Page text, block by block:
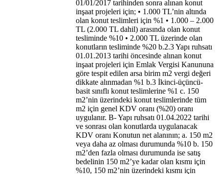
01/01/2017 tarihinden sonra alınan konut
inşaat projeleri için; • 1.000 TL’nin altında
olan konut teslimleri için %1 • 1.000 – 2.000
TL (2.000 TL dahil) arasında olan konut
tesliminde %10 • 2.000 TL üzerinde olan
konutların tesliminde %20 b.2.3 Yapı ruhsatı
01.01.2013 tarihi öncesinde alınan konut
inşaat projeleri için Emlak Vergisi Kanununa
göre tespit edilen arsa birim m2 vergi değeri
dikkate alınmadan %1 b.3 İkinci-üçüncü-
basit sınıflı konut teslimlerine %1 c. 150
m2’nin üzerindeki konut teslimlerinde tüm
m2 için genel KDV oranı (%20) oranı
uygulanır. B- Yapı ruhsatı 01.04.2022 tarihi
ve sonrası olan konutlarda uygulanacak
KDV oranı Konutun net alanının; a. 150 m2
veya daha az olması durumunda %10 b. 150
m2’den fazla olması durumunda ise satış
bedelinin 150 m2’ye kadar olan kısmı için
%10, 150 m2’nin üzerindeki kısmı için